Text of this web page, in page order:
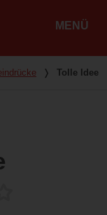
MENÜ
❭ Tolle Idee